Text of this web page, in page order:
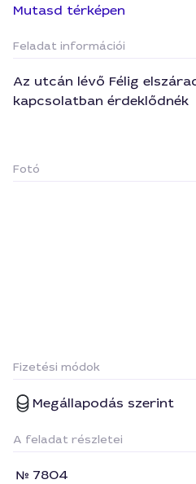
Mutasd térképen
Feladat információi
Az utcán lévő Félig
kapcsolatban érdeklődnék
Fotó
Fizetési módok
Megállapodás szerint
A feladat részletei
7804